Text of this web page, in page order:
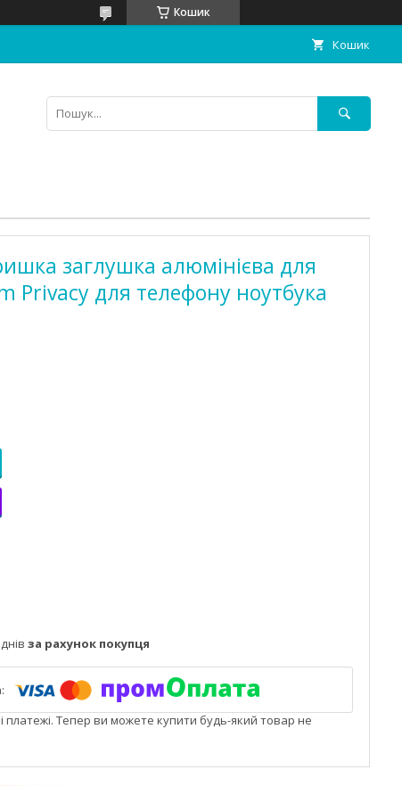
Кошик
Кошик
заглушка алюмінієва для
Privacy для телефону ноутбука
за рахунок покупця
платежі. Тепер ви можете купити будь-який товар не